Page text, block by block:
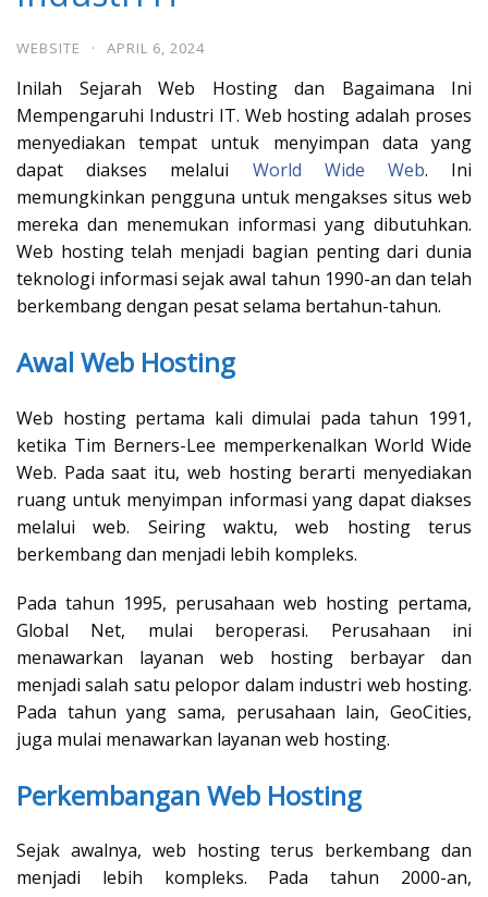
WEBSITE · APRIL 6, 2024
Inilah Sejarah Web Hosting dan Bagaimana Ini
Mempengaruhi Industri IT. Web hosting adalah proses
menyediakan tempat untuk menyimpan data yang
dapat diakses melalui World Wide Web. Ini
memungkinkan pengguna untuk mengakses situs web
mereka dan menemukan informasi yang dibutuhkan.
Web hosting telah menjadi bagian penting dari dunia
teknologi informasi sejak awal tahun 1990-an dan telah
berkembang dengan pesat selama bertahun-tahun.
Awal Web Hosting
Web hosting pertama kali dimulai pada tahun 1991,
ketika Tim Berners-Lee memperkenalkan World Wide
Web. Pada saat itu, web hosting berarti menyediakan
ruang untuk menyimpan informasi yang dapat diakses
melalui web. Seiring waktu, web hosting terus
berkembang dan menjadi lebih kompleks.
Pada tahun 1995, perusahaan web hosting pertama,
Global Net, mulai beroperasi. Perusahaan ini
menawarkan layanan web hosting berbayar dan
menjadi salah satu pelopor dalam industri web hosting.
Pada tahun yang sama, perusahaan lain, GeoCities,
juga mulai menawarkan layanan web hosting.
Perkembangan Web Hosting
Sejak awalnya, web hosting terus berkembang dan
menjadi lebih kompleks. Pada tahun 2000-an,